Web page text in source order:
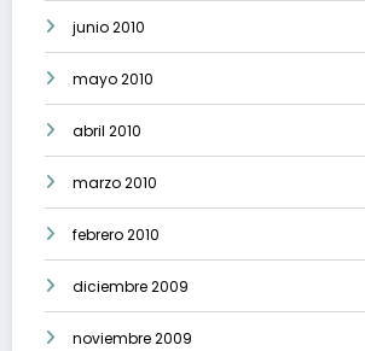
junio 2010
mayo 2010
abril 2010
marzo 2010
febrero 2010
diciembre 2009
noviembre 2009